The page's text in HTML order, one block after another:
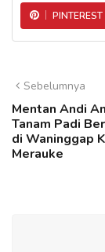
PINTEREST
Sebelumnya
Mentan Andi
Tanam Padi
di Waninggap
Merauke